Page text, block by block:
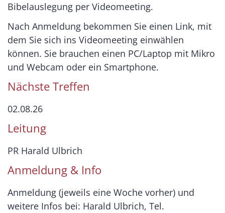
Bibelauslegung per Videomeeting.
Nach Anmeldung bekommen Sie einen Link, mit
dem Sie sich ins Videomeeting einwählen
können. Sie brauchen einen PC/Laptop mit Mikro
und Webcam oder ein Smartphone.
Nächste Treffen
02.08.26
Leitung
PR Harald Ulbrich
Anmeldung & Info
Anmeldung (jeweils eine Woche vorher) und
weitere Infos bei: Harald Ulbrich, Tel.